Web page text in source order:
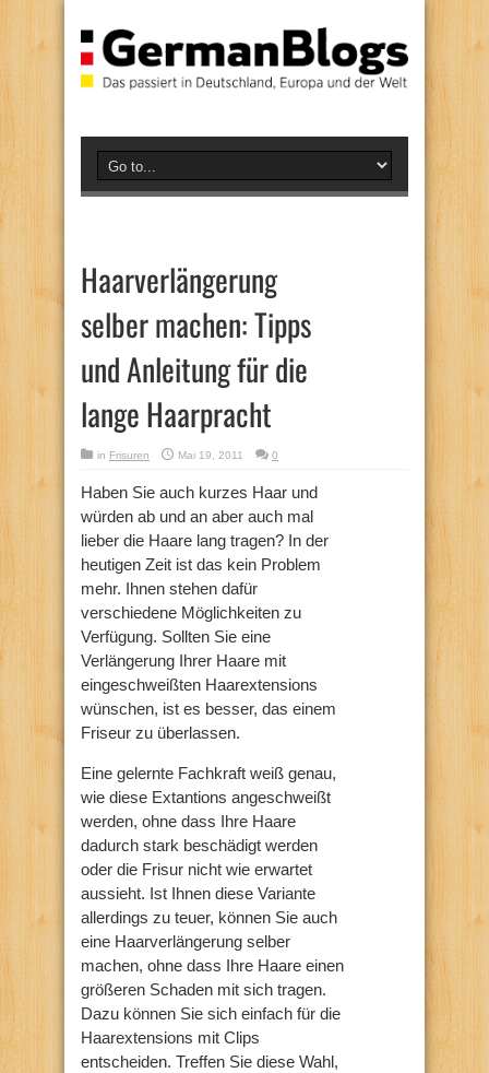
Haarverlängerung
selber machen: Tipps
und Anleitung für die
lange Haarpracht
in Frisuren Mai 19, 2011 0
Haben Sie auch kurzes Haar und
würden ab und an aber auch mal
lieber die Haare lang tragen? In der
heutigen Zeit ist das kein Problem
mehr. Ihnen stehen dafür
verschiedene Möglichkeiten zu
Verfügung. Sollten Sie eine
Verlängerung Ihrer Haare mit
eingeschweißten Haarextensions
wünschen, ist es besser, das einem
Friseur zu überlassen.
Eine gelernte Fachkraft weiß genau,
wie diese Extantions angeschweißt
werden, ohne dass Ihre Haare
dadurch stark beschädigt werden
oder die Frisur nicht wie erwartet
aussieht. Ist Ihnen diese Variante
allerdings zu teuer, können Sie auch
eine Haarverlängerung selber
machen, ohne dass Ihre Haare einen
größeren Schaden mit sich tragen.
Dazu können Sie sich einfach für die
Haarextensions mit Clips
entscheiden. Treffen Sie diese Wahl,